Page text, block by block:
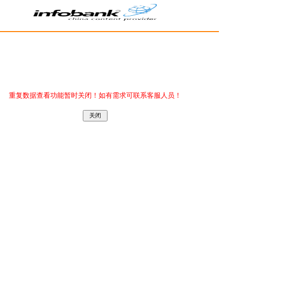
重复数据查看功能暂时关闭！如有需求可联系客服人员！